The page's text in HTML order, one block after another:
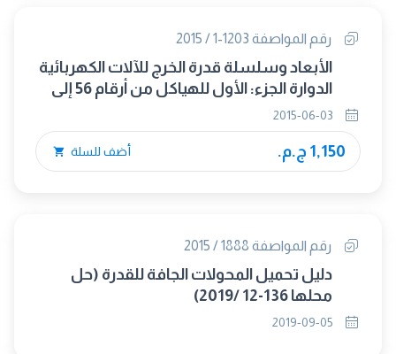
رقم المواصفة 1203-1 / 2015
الأبعاد وسلسلة قدرة الخرج للآلات الكهربائية
الدوارة الجزء: الأول للهياكل من أرقام 56 إلى
400 وللفلانشات من أرقام 55 إلى 1080
1,150 ج.م. أضف للسلة
رقم المواصفة 1888 / 2015
دليل تحميل المحولات الجافة للقدرة (حل
محلها 136-12 /2019)